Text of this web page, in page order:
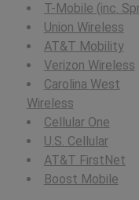
T-Mobile (inc.
Union Wireless
AT&T Mobility
Verizon Wireless
Carolina West
Wireless
Cellular One
U.S. Cellular
AT&T FirstNet
Boost Mobile